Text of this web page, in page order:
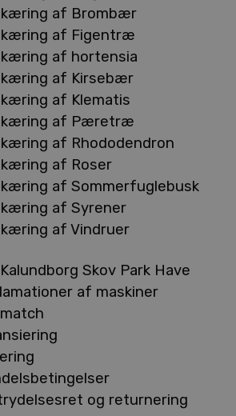
af Brombær
af Figentræ
af hortensia
af Kirsebær
af Klematis
af Pæretræ
af Rhododendron
af Roser
af Sommerfuglebusk
af Syrener
af Vindruer
Skov Park Have
af maskiner
og returnering